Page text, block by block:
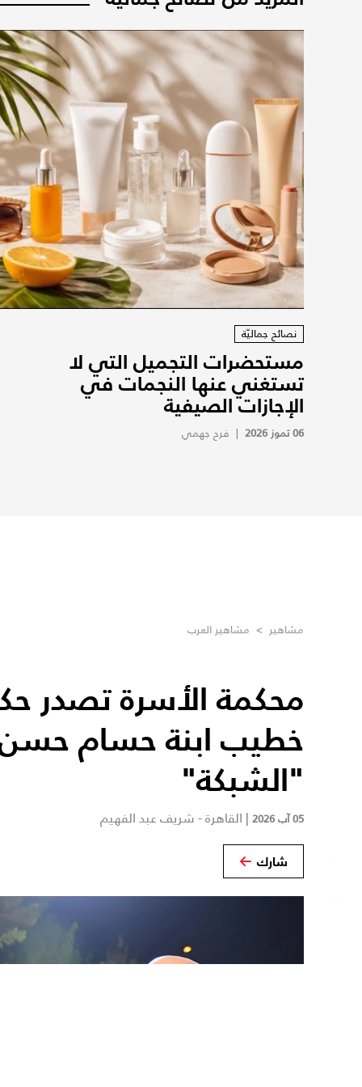
نصائح جماليّة
مستحضرات التجميل التي لا
تستغني عنها النجمات في
الإجازات الصيفية
06 تموز 2026 | فرح جهمي
مشاهير > مشاهير العرب
محكمة الأسرة تصدر
خطيب ابنة حسام
"الشبكة"
05 آب 2026 | القاهرة - شريف عبد الفهيم
شارك